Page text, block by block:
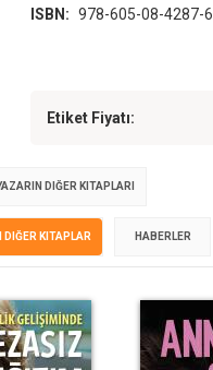
ISBN: 978-605-08-4287-6
Etiket Fiyatı:
DIĞER KITAPLARI
DIĞER KITAPLAR HABERLER